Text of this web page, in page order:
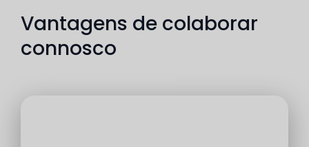
Vantagens de colaborar
connosco